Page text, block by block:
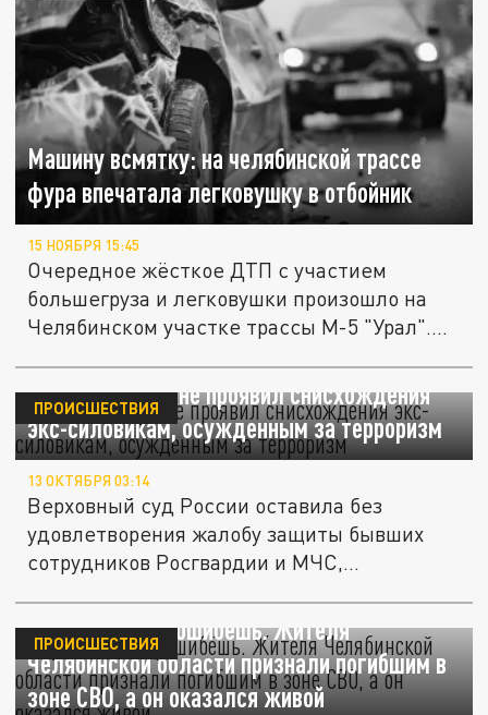
Машину всмятку: на челябинской трассе
фура впечатала легковушку в отбойник
15 НОЯБРЯ 15:45
Очередное жёсткое ДТП с участием
большегруза и легковушки произошло на
Челябинском участке трассы М-5 "Урал"....
Верховный суд не проявил снисхождения
экс-силовикам, осужденным за терроризм
ПРОИСШЕСТВИЯ
13 ОКТЯБРЯ 03:14
Верховный суд России оставила без
удовлетворения жалобу защиты бывших
сотрудников Росгвардии и МЧС,
Эту стену не прошибёшь. Жителя
Челябинской области признали погибшим в
зоне СВО, а он оказался живой
ПРОИСШЕСТВИЯ